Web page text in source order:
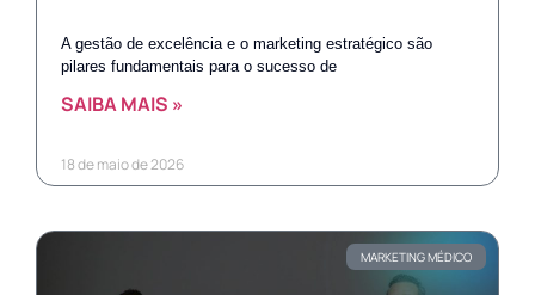
A gestão de excelência e o marketing estratégico são
pilares fundamentais para o sucesso de
SAIBA MAIS »
18 de maio de 2026
MARKETING MÉDICO